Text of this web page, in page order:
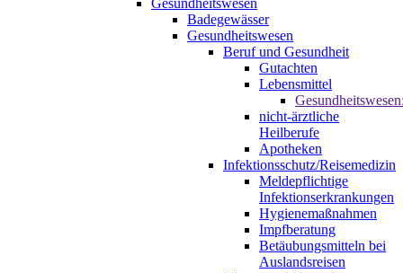
Gesundheitswesen
Badegewässer
Gesundheitswesen
Beruf und Gesundheit
Gutachten
Lebensmittel
nicht-ärztliche
Heilberufe
Apotheken
Infektionsschutz/Reisemedizin
Meldepflichtige
Infektionserkrankungen
Hygienemaßnahmen
Impfberatung
Betäubungsmitteln bei
Auslandsreisen